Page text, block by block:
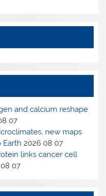
and calcium reshape
07
new maps
Earth 2026 08 07
links cancer cell
07